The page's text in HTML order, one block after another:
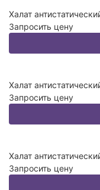
Халат
Запросить цену
Халат
Запросить цену
Халат
Запросить цену